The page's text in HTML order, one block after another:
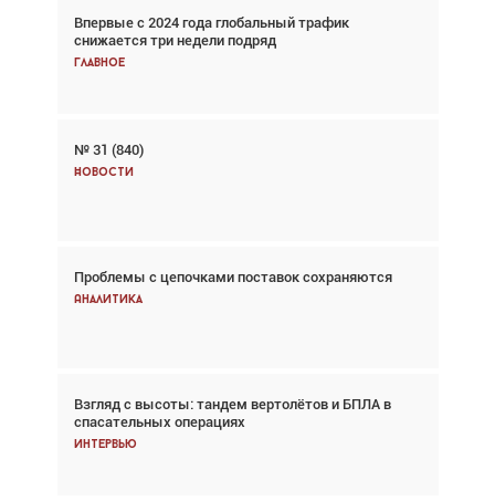
Впервые с 2024 года глобальный трафик
снижается три недели подряд
Главное
№ 31 (840)
Новости
Проблемы с цепочками поставок сохраняются
Аналитика
Взгляд с высоты: тандем вертолётов и БПЛА в
спасательных операциях
Интервью
Взгляд с высоты: тандем вертолётов и БПЛА в
спасательных операциях
Главное
Авиационный фотограф Дэйв Кох: «Фотография
говорит сама за себя... а ИИ всё портит»
Впервые с 2024 года глобальный трафик
снижается три недели подряд
Частный самолёт – это актив. Подходите к
покупке соответствующим образом
Интервью